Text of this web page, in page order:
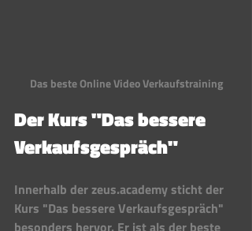
Das beste Online Video Verkaufstraining
Der Kurs "Das bessere
Verkaufsgespräch"
Innerhalb der zeus.academy sticht der
Kurs "Das bessere Verkaufsgespräch"
besonders hervor. Er ist als der beste